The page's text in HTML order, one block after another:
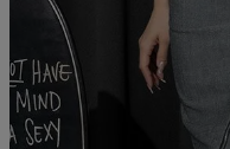
GLAMOROUS
IRMA